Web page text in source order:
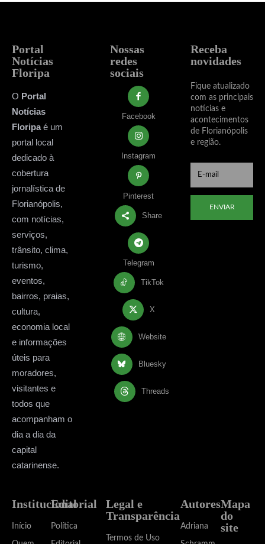
Portal
Notícias
Floripa
O Portal
Notícias
Floripaé um
portal local
dedicado à
cobertura
jornalística de
Florianópolis,
com notícias,
serviços,
trânsito, clima,
turismo,
eventos,
bairros, praias,
cultura,
economia local
e informações
úteis para
moradores,
visitantes e
todos que
acompanham o
dia a dia da
capital
catarinense.
Nossas
redes
sociais
Facebook
Instagram
Pinterest
Share
Telegram
TikTok
X
Website
Bluesky
Threads
Receba
novidades
Fique atualizado
com as principais
notícias e
acontecimentos
de Florianópolis
e região.
ENVIAR
Institucional
Início
Editorial
Política
Legal e
Transparência
Termos de Uso
Autores
Adriana
Mapa
do
site